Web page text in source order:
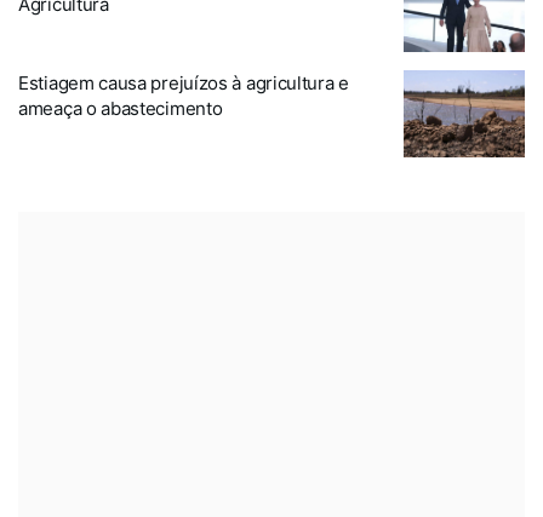
Estiagem causa prejuízos à agricultura e
ameaça o abastecimento